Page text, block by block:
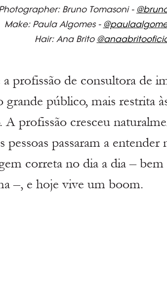
Bruno Tomasoni -
Make: Paula Algomes -
Hair: Ana Brito
a profissão de consultora de
grande público, mais restrita
A profissão cresceu
pessoas passaram a
correta no dia a dia –
–, e hoje vive um boom.